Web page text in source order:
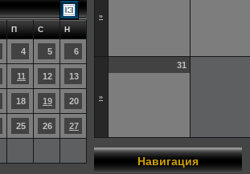
П С Н
4 5 6
11 12 13
18 19 20
25 26 27
»
»
31
Навигация